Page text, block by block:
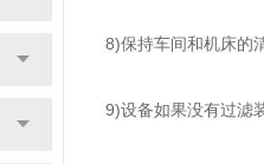
8)保持车间和机床的
9)设备如果没有过滤